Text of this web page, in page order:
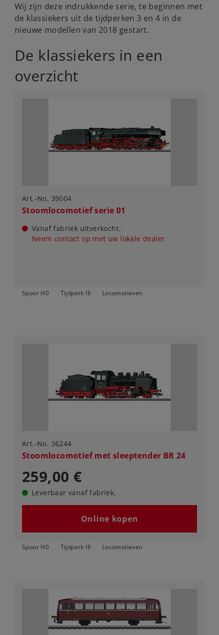
Wij zijn deze indrukkende serie, te beginnen met
de klassiekers uit de tijdperken 3 en 4 in de
nieuwe modellen van 2018 gestart.
De klassiekers in een
overzicht
Art.-No. 39004
Stoomlocomotief serie 01
Vanaf fabriek uitverkocht.
Neem contact op met uw lokale dealer
Spoor H0 Tijdperk III Locomotieven
Art.-No. 36244
Stoomlocomotief met sleeptender BR 24
259,00 €
Leverbaar vanaf fabriek.
Online kopen
Spoor H0 Tijdperk III Locomotieven